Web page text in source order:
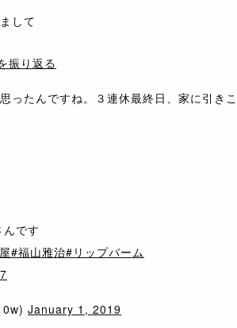
して
振り返る
ったんですね。３連休最終日、家に引き
です
#福山雅治#リップバーム
January 1, 2019